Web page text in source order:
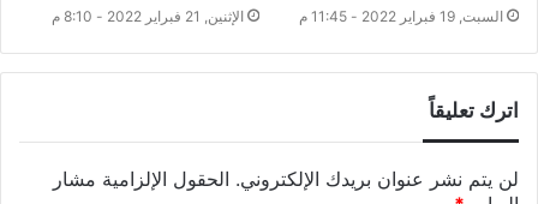
السبت, 19 فبراير 2022 - 11:45 م الإثنين, 21 فبراير 2022 - 8:10 م
اترك تعليقاً
لن يتم نشر عنوان بريدك الإلكتروني. الحقول الإلزامية مشار